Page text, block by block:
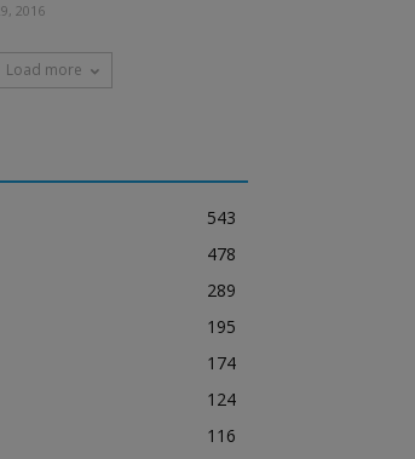
2016
Load more
543
478
289
195
174
124
116